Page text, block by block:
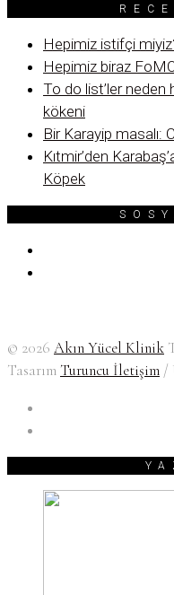
Hepimiz istifçi
Hepimiz biraz
To do list’ler
kökeni
Bir Karayip masalı:
Kıtmir’den
Köpek
© 2026 Akın Yücel Klinik
Tasarım Turuncu İletişim /